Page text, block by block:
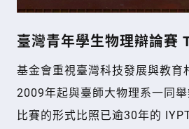
臺灣青年學生物理辯論賽
基金會重視臺灣科技發展與教育
2009年起與臺師大物理系一同舉
比賽的形式比照已逾30年的